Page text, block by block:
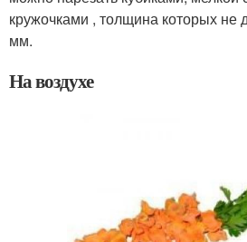
кружочками , толщина которых
мм.
На воздухе